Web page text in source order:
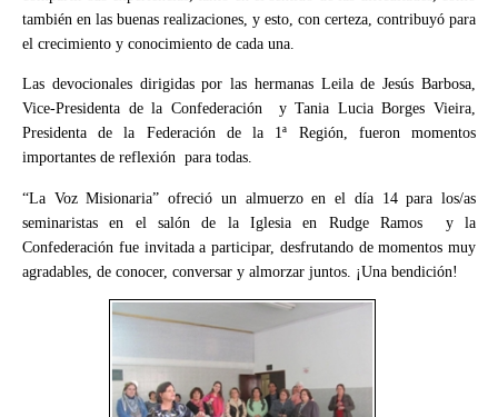
también en las buenas realizaciones, y esto, con certeza, contribuyó para
el crecimiento y conocimiento de cada una.
Las devocionales dirigidas por las hermanas Leila de Jesús Barbosa,
Vice-Presidenta de la Confederación y Tania Lucia Borges Vieira,
Presidenta de la Federación de la 1ª Región, fueron momentos
importantes de reflexión para todas.
“La Voz Misionaria” ofreció un almuerzo en el día 14 para los/as
seminaristas en el salón de la Iglesia en Rudge Ramos y la
Confederación fue invitada a participar, desfrutando de momentos muy
agradables, de conocer, conversar y almorzar juntos. ¡Una bendición!